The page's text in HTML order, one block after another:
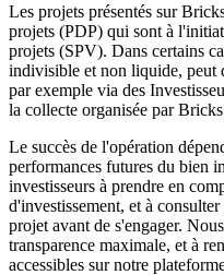
Les projets présentés sur
projets (PDP) qui sont à
projets (SPV). Dans certains
indivisible et non liquide, peut
par exemple via des
la collecte organisée par
Le succès de l'opération
performances futures du bien
investisseurs à prendre en
d'investissement, et à
projet avant de s'engager.
transparence maximale, et à
accessibles sur notre